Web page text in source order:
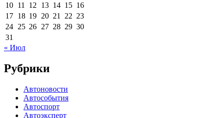
10 11 12 13 14 15 16
17 18 19 20 21 22 23
24 25 26 27 28 29 30
31
« Июл
Рубрики
Автоновости
Автособытия
Автоспорт
Автоэксперт